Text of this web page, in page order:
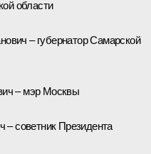
области
– губернатор Самарской
– мэр Москвы
советник Президента